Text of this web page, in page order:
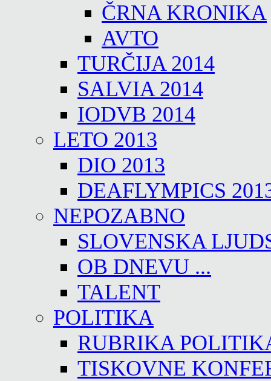
ČRNA KRONIKA
AVTO
TURČIJA 2014
SALVIA 2014
IODVB 2014
LETO 2013
DIO 2013
DEAFLYMPICS
NEPOZABNO
SLOVENSKA
OB DNEVU ...
TALENT
POLITIKA
RUBRIKA
TISKOVNE